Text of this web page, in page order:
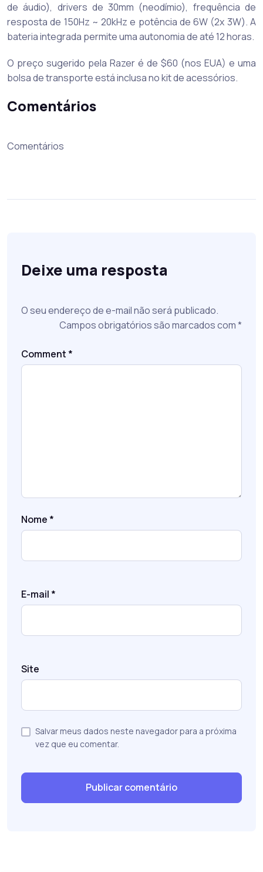
de áudio), drivers de 30mm (neodímio), frequência de
resposta de 150Hz ~ 20kHz e potência de 6W (2x 3W). A
bateria integrada permite uma autonomia de até 12 horas.
O preço sugerido pela Razer é de $60 (nos EUA) e uma
bolsa de transporte está inclusa no kit de acessórios.
Comentários
Comentários
Deixe uma resposta
O seu endereço de e-mail não será publicado.
Campos obrigatórios são marcados com*
Comment *
Nome *
E-mail *
Site
Salvar meus dados neste navegador para a próxima
vez que eu comentar.